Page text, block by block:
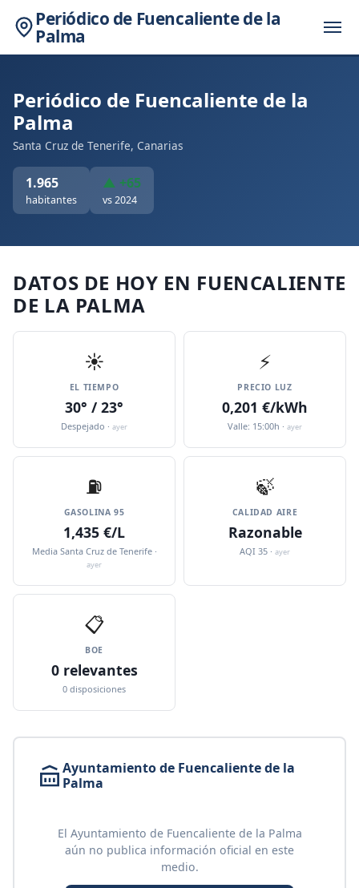
Periódico de Fuencaliente de la
Palma
Periódico de Fuencaliente de la
Palma
Santa Cruz de Tenerife, Canarias
1.965
habitantes
▲ +65
vs 2024
DATOS DE HOY EN FUENCALIENTE
DE LA PALMA
☀️
EL TIEMPO
30° / 23°
Despejado · ayer
⚡
PRECIO LUZ
0,201 €/kWh
Valle: 15:00h · ayer
⛽️
GASOLINA 95
1,435 €/L
Media Santa Cruz de Tenerife ·
ayer
🍃
CALIDAD AIRE
Razonable
AQI 35 · ayer
📋
BOE
0 relevantes
0 disposiciones
Ayuntamiento de Fuencaliente de la
Palma
El Ayuntamiento de Fuencaliente de la Palma
aún no publica información oficial en este
medio.